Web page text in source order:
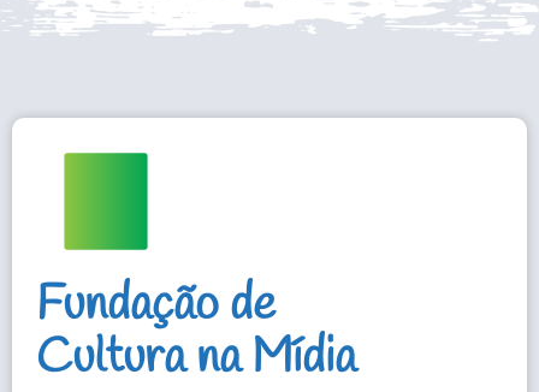
Fundação de
Cultura na Mídia